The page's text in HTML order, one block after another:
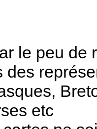
le peu de
des
etc